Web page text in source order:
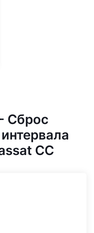
Сброс
CC